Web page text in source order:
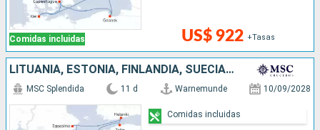
Comidas incluidas US$ 922 +Tasas
LITUANIA, ESTONIA, FINLANDIA, SUECIA, DINAMARCA, ALEMANIA
MSC Splendida 11 d Warnemunde 10/09/2028
Comidas incluidas